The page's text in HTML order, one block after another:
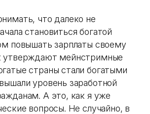
что далеко не
становиться богатой
повышать зарплаты своему
утверждают мейнстримные
страны стали богатыми
уровень заработной
А это, как я уже
вопросы. Не случайно, в